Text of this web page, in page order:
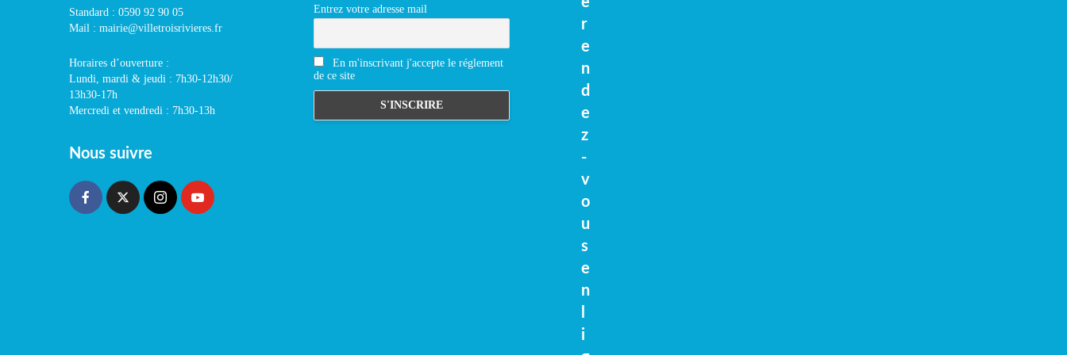
Standard : 0590 92 90 05
Mail : mairie@villetroisrivieres.fr
Horaires d’ouverture :
Lundi, mardi & jeudi : 7h30-12h30/
13h30-17h
Mercredi et vendredi : 7h30-13h
Nous suivre
Entrez votre adresse mail
En m'inscrivant j'accepte le réglement
de ce site
r
e
n
d
e
z
-
v
o
u
s
e
n
i